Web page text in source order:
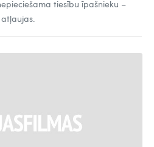
tiesību īpašnieku –
atļaujas.